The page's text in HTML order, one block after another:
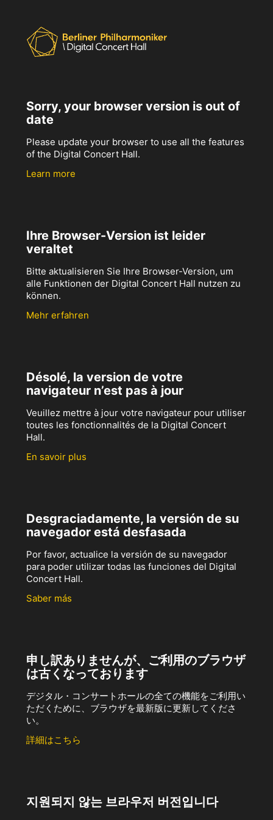
Sorry, your browser version is out of
date
Please update your browser to use all the features
of the Digital Concert Hall.
Learn more
Ihre Browser-Version ist leider
veraltet
Bitte aktualisieren Sie Ihre Browser-Version, um
alle Funktionen der Digital Concert Hall nutzen zu
können.
Mehr erfahren
Désolé, la version de votre
navigateur n’est pas à jour
Veuillez mettre à jour votre navigateur pour utiliser
toutes les fonctionnalités de la Digital Concert
Hall.
En savoir plus
Desgraciadamente, la versión de su
navegador está desfasada
Por favor, actualice la versión de su navegador
para poder utilizar todas las funciones del Digital
Concert Hall.
Saber más
申し訳ありませんが、ご利用のブラウザ
は古くなっております
デジタル・コンサートホールの全ての機能をご利用い
ただくために、ブラウザを最新版に更新してくださ
い。
詳細はこちら
지원되지 않는 브라우저 버전입니다